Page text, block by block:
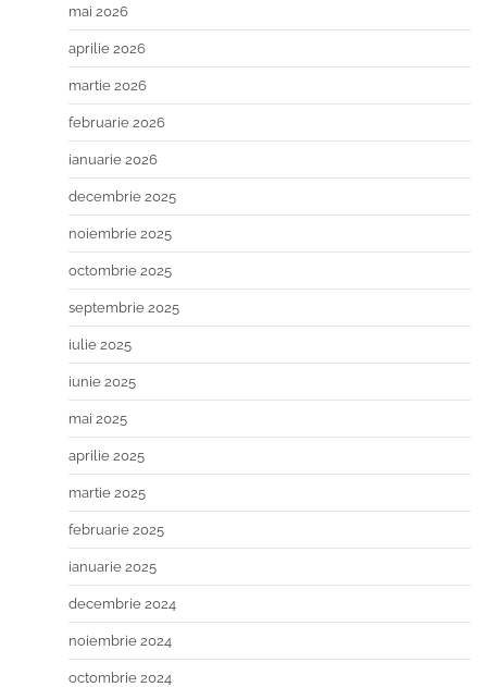
mai 2026
aprilie 2026
martie 2026
februarie 2026
ianuarie 2026
decembrie 2025
noiembrie 2025
octombrie 2025
septembrie 2025
iulie 2025
iunie 2025
mai 2025
aprilie 2025
martie 2025
februarie 2025
ianuarie 2025
decembrie 2024
noiembrie 2024
octombrie 2024